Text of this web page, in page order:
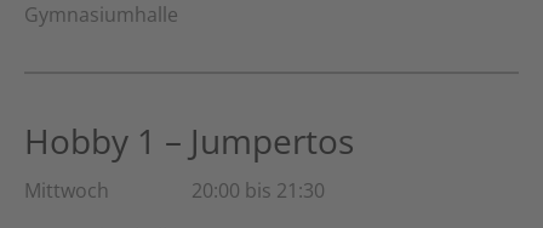
Gymnasiumhalle
Hobby 1 – Jumpertos
Mittwoch 20:00 bis 21:30